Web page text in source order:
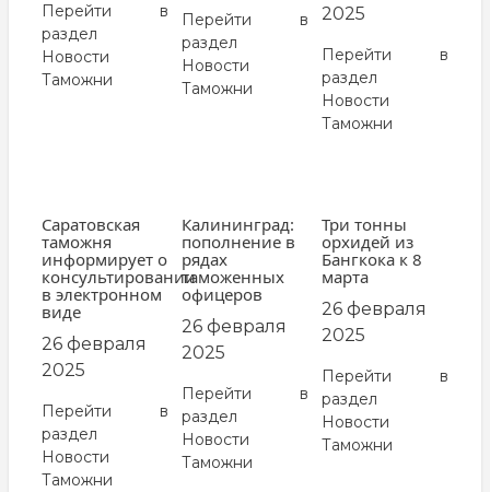
Перейти в
раздел
Новости
Таможни
Перейти в
раздел
Новости
Таможни
2025
Перейти в
раздел
Новости
Таможни
Саратовская
таможня
информирует о
консультировании
в электронном
виде
26 февраля
2025
Перейти в
раздел
Новости
Таможни
Калининград:
пополнение в
рядах
таможенных
офицеров
26 февраля
2025
Перейти в
раздел
Новости
Таможни
Три тонны
орхидей из
Бангкока к 8
марта
26 февраля
2025
Перейти в
раздел
Новости
Таможни